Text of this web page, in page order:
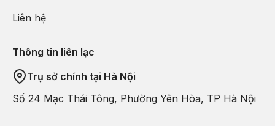
Liên hệ
Thông tin liên lạc
Trụ sở chính tại Hà Nội
Số 24 Mạc Thái Tông, Phường Yên Hòa, TP Hà Nội